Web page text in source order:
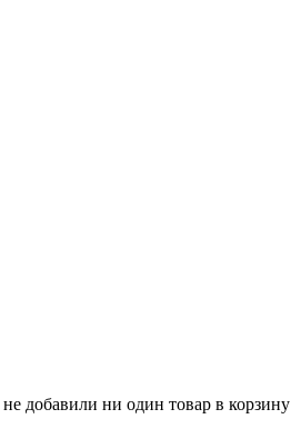
добавили ни один товар в корзину